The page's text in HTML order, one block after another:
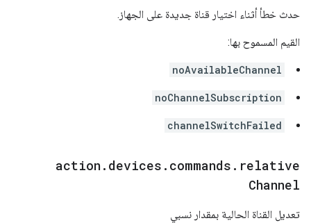
حدث خطأ أثناء اختيار قناة جديدة على الجهاز.
القيم المسموح بها:
noAvailableChannel
noChannelSubscription
channelSwitchFailed
action . devices . commands . relative
Channel
تعديل القناة الحالية بمقدار نسبي